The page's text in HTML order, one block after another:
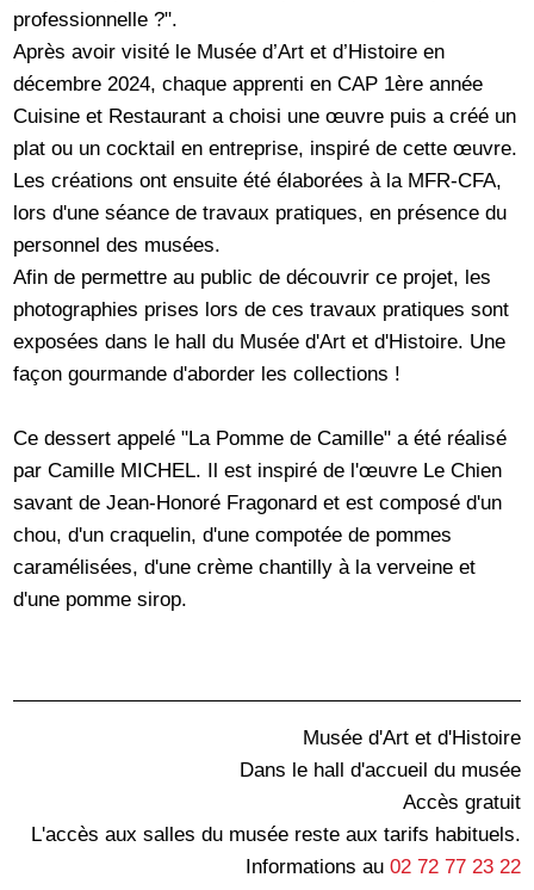
professionnelle ?".
Après avoir visité le Musée d’Art et d’Histoire en
décembre 2024, chaque apprenti en CAP 1ère année
Cuisine et Restaurant a choisi une œuvre puis a créé un
plat ou un cocktail en entreprise, inspiré de cette œuvre.
Les créations ont ensuite été élaborées à la MFR-CFA,
lors d'une séance de travaux pratiques, en présence du
personnel des musées.
Afin de permettre au public de découvrir ce projet, les
photographies prises lors de ces travaux pratiques sont
exposées dans le hall du Musée d'Art et d'Histoire. Une
façon gourmande d'aborder les collections !
Ce dessert appelé "La Pomme de Camille" a été réalisé
par Camille MICHEL. Il est inspiré de l'œuvre Le Chien
savant de Jean-Honoré Fragonard et est composé d'un
chou, d'un craquelin, d'une compotée de pommes
caramélisées, d'une crème chantilly à la verveine et
d'une pomme sirop.
Musée d'Art et d'Histoire
Dans le hall d'accueil du musée
Accès gratuit
L'accès aux salles du musée reste aux tarifs habituels.
Informations au 02 72 77 23 22